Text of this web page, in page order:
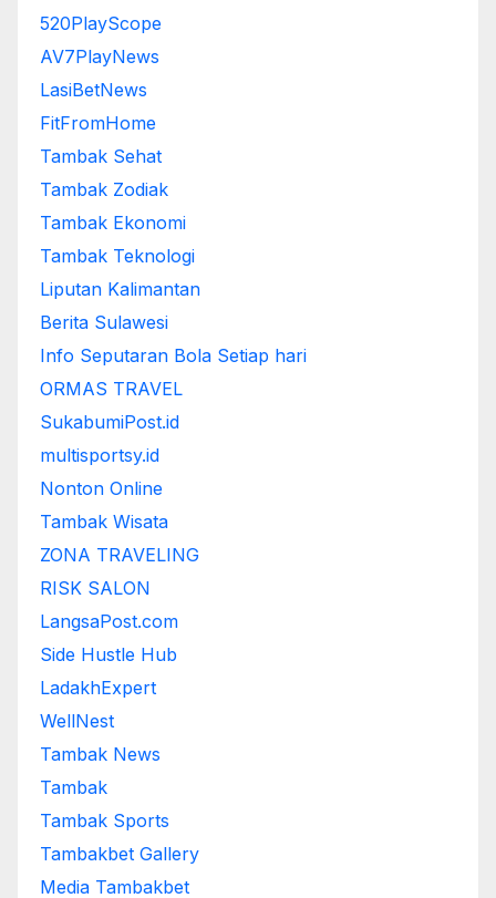
520PlayScope
AV7PlayNews
LasiBetNews
FitFromHome
Tambak Sehat
Tambak Zodiak
Tambak Ekonomi
Tambak Teknologi
Liputan Kalimantan
Berita Sulawesi
Info Seputaran Bola Setiap hari
ORMAS TRAVEL
SukabumiPost.id
multisportsy.id
Nonton Online
Tambak Wisata
ZONA TRAVELING
RISK SALON
LangsaPost.com
Side Hustle Hub
LadakhExpert
WellNest
Tambak News
Tambak
Tambak Sports
Tambakbet Gallery
Media Tambakbet